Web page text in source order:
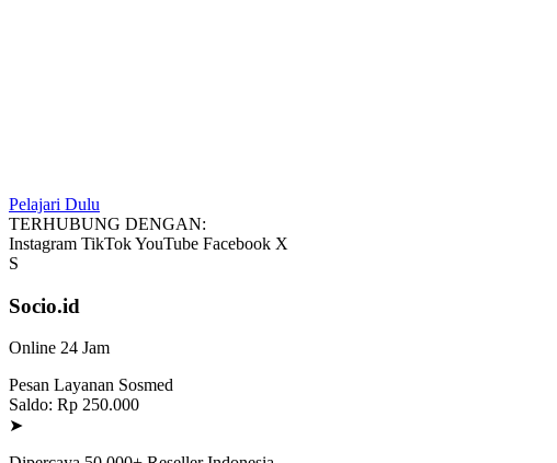
Pelajari Dulu
TERHUBUNG DENGAN:
Instagram TikTokYouTube Facebook X
S
Socio.id
Online 24 Jam
Pesan Layanan Sosmed
Saldo: Rp 250.000
➤